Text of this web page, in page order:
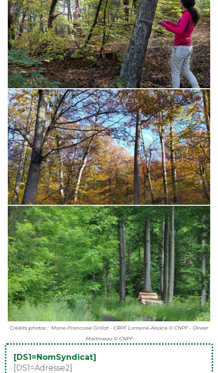
Crédits photos : Marie-Francoise Grillot - CRPF Lorraine-Alsace © CNPF - Olivier
Martineau © CNPF
[DS1=NomSyndicat]
[DS1=Adresse2]